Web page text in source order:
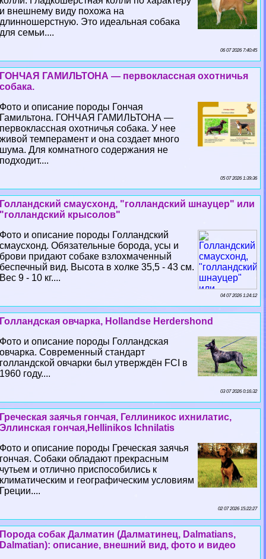
и внешнему виду похожа на
длинношерстную. Это идеальная собака
для семьи....
06 07 2026 7:40:45
ГОНЧАЯ ГАМИЛЬТОНА — первоклассная охотничья
собака.
Фото и описание породы Гончая
Гамильтона. ГОНЧАЯ ГАМИЛЬТОНА —
первоклассная охотничья собака. У нее
живой темперамент и она создает много
шума. Для комнатного содержания не
подходит....
05 07 2026 1:39:36
Голландский смаусхонд, "голландский шнауцер" или
"голландский крысолов"
Фото и описание породы Голландский
смаусхонд. Обязательные борода, усы и
брови придают собаке взлохмаченный
беспечный вид. Высота в холке 35,5 - 43 см.
Вес 9 - 10 кг....
04 07 2026 1:24:12
Голландская овчарка, Hollandse Herdershond
Фото и описание породы Голландская
овчарка. Современный стандарт
голландской овчарки был утверждён FCI в
1960 году....
03 07 2026 0:16:32
Греческая заячья гончая, Геллиникос ихнилатис,
Эллинская гончая,Hellinikos Ichnilatis
Фото и описание породы Греческая заячья
гончая. Собаки обладают прекрасным
чутьем и отлично приспособились к
климатическим и географическим условиям
Греции....
02 07 2026 15:22:27
Порода собак Далматин (Далматинец, Dalmatians,
Dalmatian): описание, внешний вид, фото и видео